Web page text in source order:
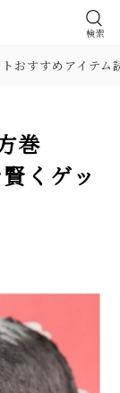
検索
おすすめアイテム
巻
くゲッ